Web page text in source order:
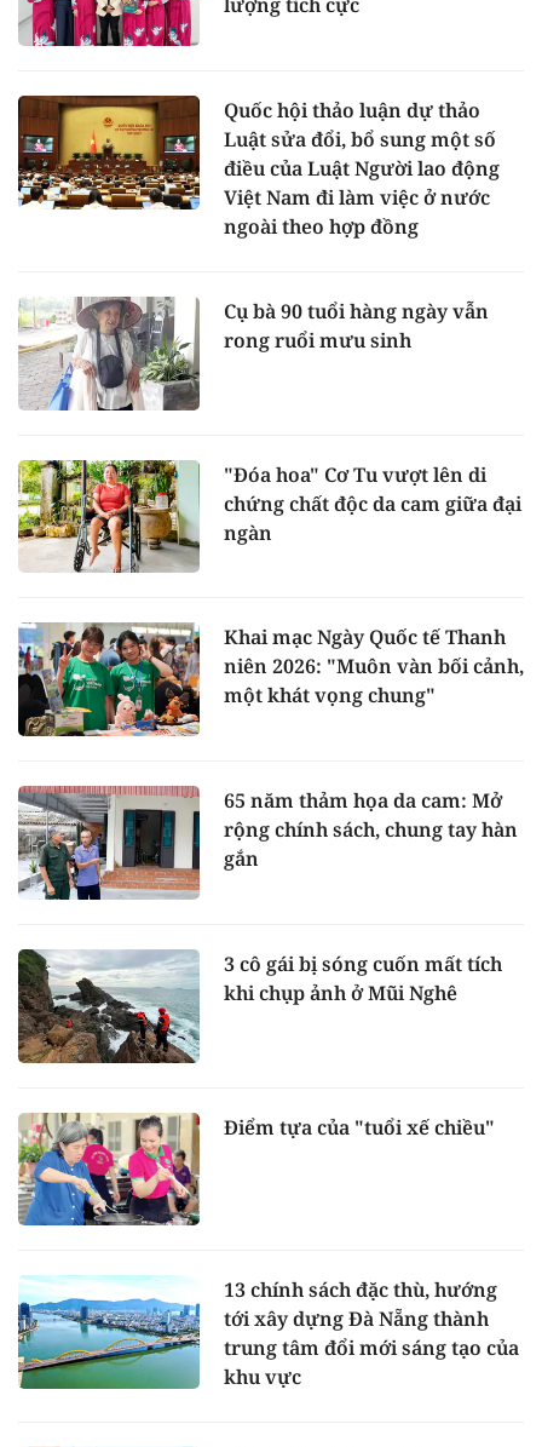
Quốc hội thảo luận dự thảo
Luật sửa đổi, bổ sung một số
điều của Luật Người lao động
Việt Nam đi làm việc ở nước
ngoài theo hợp đồng
Cụ bà 90 tuổi hàng ngày vẫn
rong ruổi mưu sinh
"Đóa hoa" Cơ Tu vượt lên di
chứng chất độc da cam giữa đại
ngàn
Khai mạc Ngày Quốc tế Thanh
niên 2026: "Muôn vàn bối cảnh,
một khát vọng chung"
65 năm thảm họa da cam: Mở
rộng chính sách, chung tay hàn
gắn
3 cô gái bị sóng cuốn mất tích
khi chụp ảnh ở Mũi Nghê
Điểm tựa của "tuổi xế chiều"
13 chính sách đặc thù, hướng
tới xây dựng Đà Nẵng thành
trung tâm đổi mới sáng tạo của
khu vực